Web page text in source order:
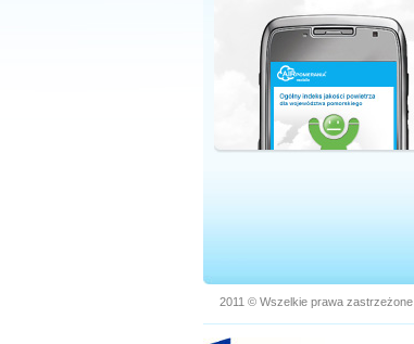
2011 © Wszelkie prawa zastrzeżone